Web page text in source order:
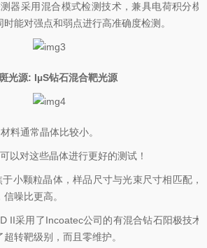
器采用混合模式检测技术，兼具电荷积分模
能对强点和弱点进行高准确度检测。
光源: IµS钻石混合靶光源
料通常晶体比较小。
以对这些晶体进行更好的测试！
于小颗粒晶体，样品尺寸与光束尺寸相匹配，
噪比更高。
II采用了Incoatec公司的有混合钻石阳极技术
转靶级别，而且零维护。